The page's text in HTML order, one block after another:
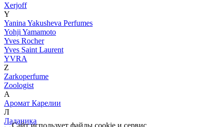
Xerjoff
Y
Yanina Yakusheva Perfumes
Yohji Yamamoto
Yves Rocher
Yves Saint Laurent
YVRA
Z
Zarkoperfume
Zoologist
А
Аромат Карелии
Л
Ладаника
Сайт используетфайлы cookie и сервис